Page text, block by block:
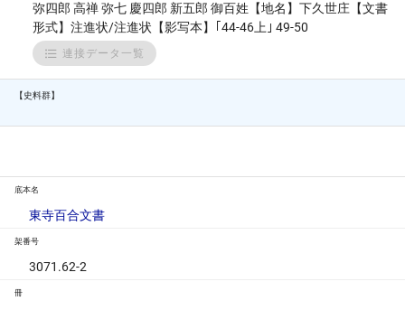
弥四郎 高禅 弥七 慶四郎 新五郎 御百姓【地名】下久世庄【文書
形式】注進状/注進状【影写本】｢44-46上｣ 49-50
連接データ一覧
【史料群】
底本名
東寺百合文書
架番号
3071.62-2
冊